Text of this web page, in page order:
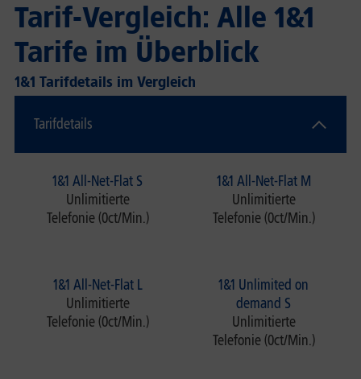
Tarif-Vergleich: Alle 1&1
Tarife im Überblick
1&1 Tarifdetails im Vergleich
Tarifdetails
1&1 All-Net-Flat S
Unlimitierte
Telefonie (0ct/Min.)
1&1 All-Net-Flat M
Unlimitierte
Telefonie (0ct/Min.)
1&1 All-Net-Flat L
Unlimitierte
Telefonie (0ct/Min.)
1&1 Unlimited on
demand S
Unlimitierte
Telefonie (0ct/Min.)